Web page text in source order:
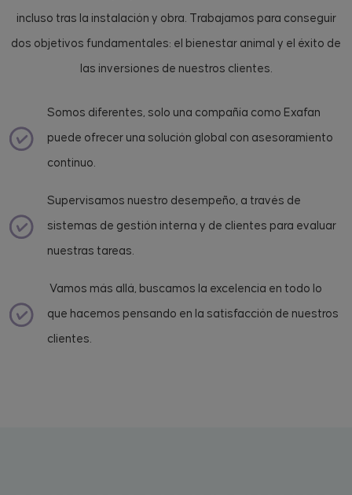
incluso tras la instalación y obra. Trabajamos para conseguir
dos objetivos fundamentales: el bienestar animal y el éxito de
las inversiones de nuestros clientes.
Somos diferentes, solo una compañía como Exafan
puede ofrecer una solución global con asesoramiento
continuo.
Supervisamos nuestro desempeño, a través de
sistemas de gestión interna y de clientes para evaluar
nuestras tareas.
Vamos más allá, buscamos la excelencia en todo lo
que hacemos pensando en la satisfacción de nuestros
clientes.